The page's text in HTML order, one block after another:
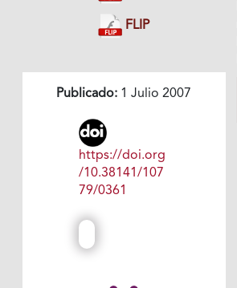
FLIP
Publicado: 1 Julio 2007
https://doi.org
/10.38141/107
79/0361